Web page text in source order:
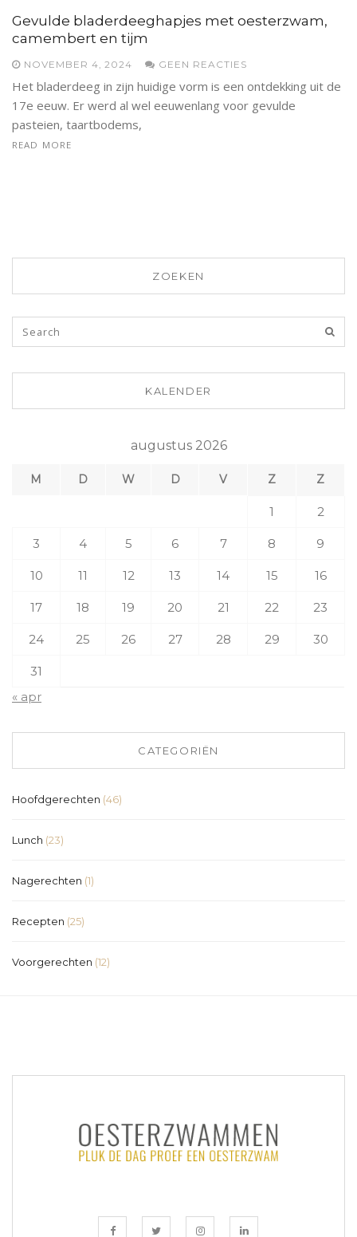
Gevulde bladerdeeghapjes met oesterzwam,
camembert en tijm
NOVEMBER 4, 2024 GEEN REACTIES
Het bladerdeeg in zijn huidige vorm is een ontdekking uit de
17e eeuw. Er werd al wel eeuwenlang voor gevulde
pasteien, taartbodems,
READ MORE
ZOEKEN
KALENDER
augustus 2026
M D W D V Z Z
1 2
3 4 5 6 7 8 9
10 11 12 13 14 15 16
17 18 19 20 21 22 23
24 25 26 27 28 29 30
31
« apr
CATEGORIËN
Hoofdgerechten (46)
Lunch (23)
Nagerechten (1)
Recepten (25)
Voorgerechten (12)